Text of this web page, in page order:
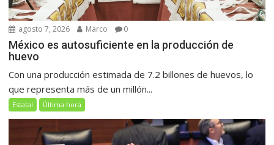
agosto 7, 2026 Marco 0
México es autosuficiente en la producción de
huevo
Con una producción estimada de 7.2 billones de huevos, lo
que representa más de un millón...
Estatal Última hora